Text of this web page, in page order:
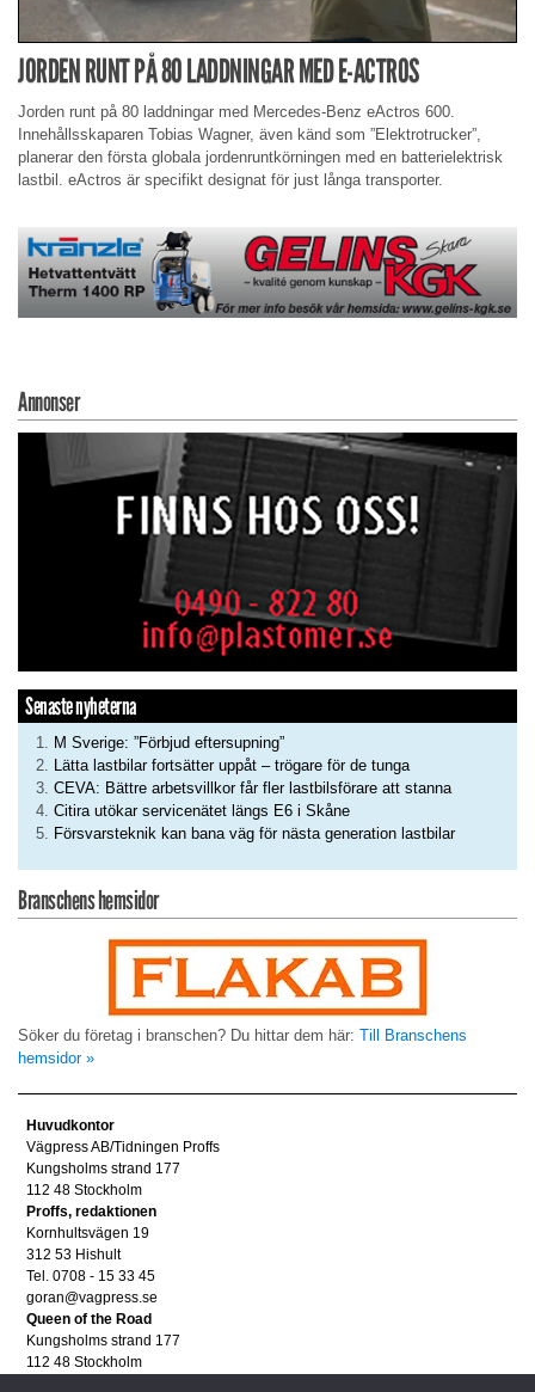
JORDEN RUNT PÅ 80 LADDNINGAR MED E-ACTROS
Jorden runt på 80 laddningar med Mercedes-Benz eActros 600.
Innehållsskaparen Tobias Wagner, även känd som ”Elektrotrucker”,
planerar den första globala jordenruntkörningen med en batterielektrisk
lastbil. eActros är specifikt designat för just långa transporter.
Annonser
Senaste nyheterna
M Sverige: ”Förbjud eftersupning”
Lätta lastbilar fortsätter uppåt – trögare för de tunga
CEVA: Bättre arbetsvillkor får fler lastbilsförare att stanna
Citira utökar servicenätet längs E6 i Skåne
Försvarsteknik kan bana väg för nästa generation lastbilar
Branschens hemsidor
Söker du företag i branschen? Du hittar dem här: Till Branschens
hemsidor »
Huvudkontor
Vägpress AB/Tidningen Proffs
Kungsholms strand 177
112 48 Stockholm
Proffs, redaktionen
Kornhultsvägen 19
312 53 Hishult
Tel. 0708 - 15 33 45
goran@vagpress.se
Queen of the Road
Kungsholms strand 177
112 48 Stockholm